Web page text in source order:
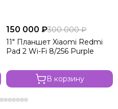
150 000 ₽300 000 ₽
11" Планшет Xiaomi Redmi
Pad 2 Wi-Fi 8/256 Purple
В корзину